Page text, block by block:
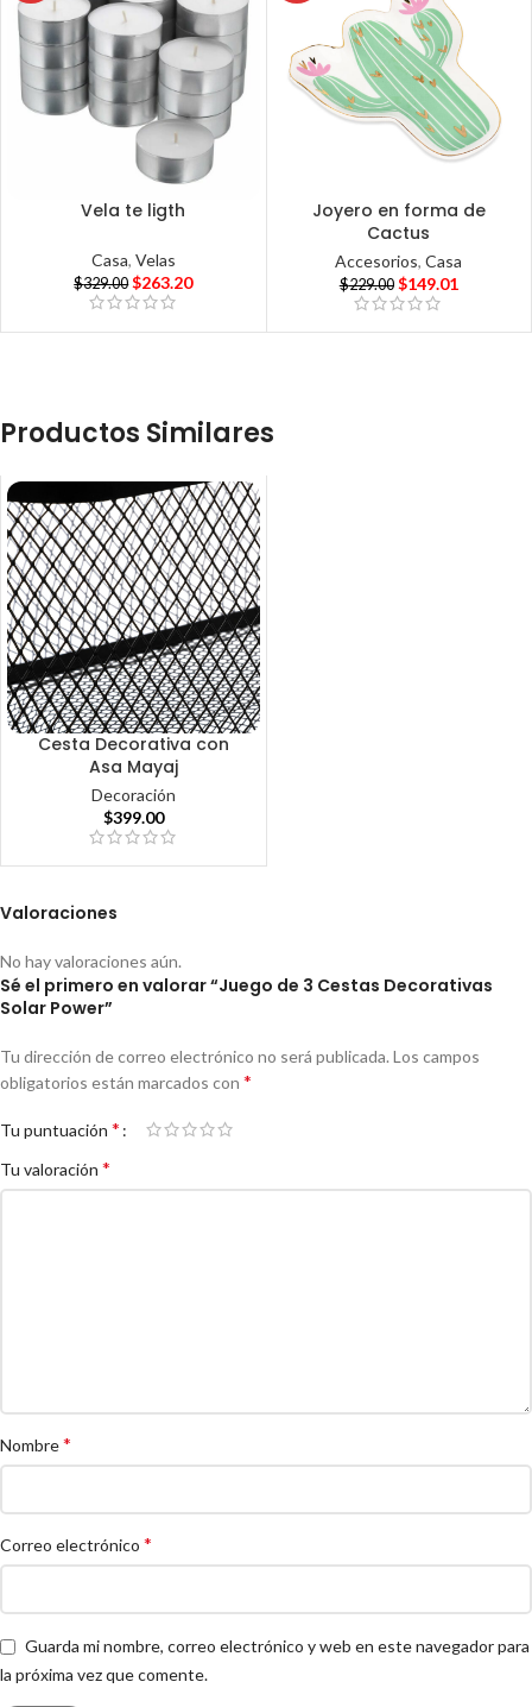
Vela te ligth
Casa, Velas
$329.00 $263.20
Joyero en forma de
Cactus
Accesorios,Casa
$229.00 $149.01
Productos Similares
Cesta Decorativa con
Asa Mayaj
Decoración
$399.00
Valoraciones
No hay valoraciones aún.
Sé el primero en valorar “Juego de 3 Cestas Decorativas
Solar Power”
Tu dirección de correo electrónico no será publicada. Los campos
obligatorios están marcados con *
Tu puntuación *
Tu valoración *
Nombre*
Correo electrónico *
Guarda mi nombre, correo electrónico y web en este navegador para
la próxima vez que comente.